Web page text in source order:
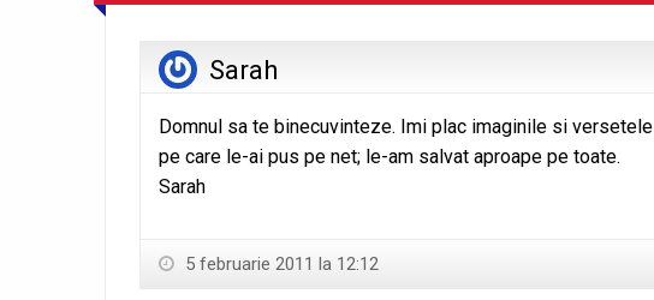
Sarah
Domnul sa te binecuvinteze. Imi plac imaginile si versetele
pe care le-ai pus pe net; le-am salvat aproape pe toate.
Sarah
5 februarie 2011 la 12:12